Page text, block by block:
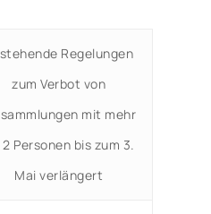
Regelungen
zum Verbot von
mit mehr
Personen bis zum 3.
Mai verlängert